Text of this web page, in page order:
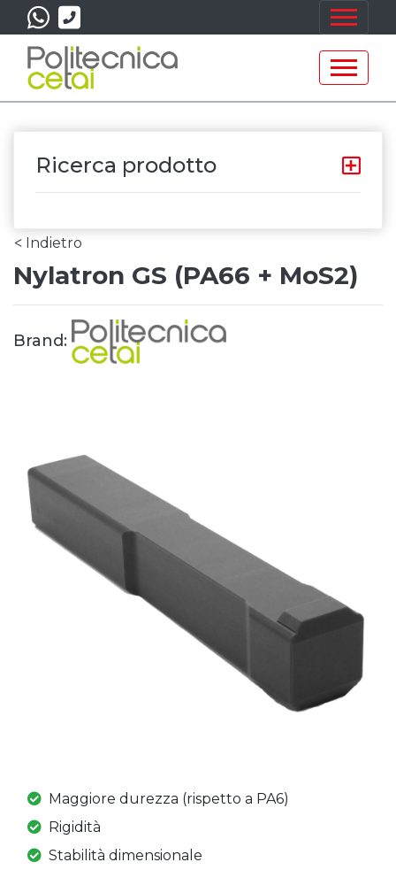
Ricerca prodotto
< Indietro
Nylatron GS (PA66 + MoS2)
Brand:
Maggiore durezza (rispetto a PA6)
Rigidità
Stabilità dimensionale